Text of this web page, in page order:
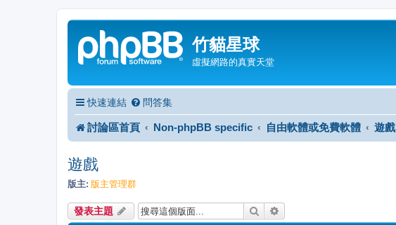
竹貓星球
虛擬網路的真實天堂
快速連結 問答集
討論區首頁 Non-phpBB specific 自由軟體或免費軟體 遊戲
遊戲
版主: 版主管理群
發表主題 搜尋